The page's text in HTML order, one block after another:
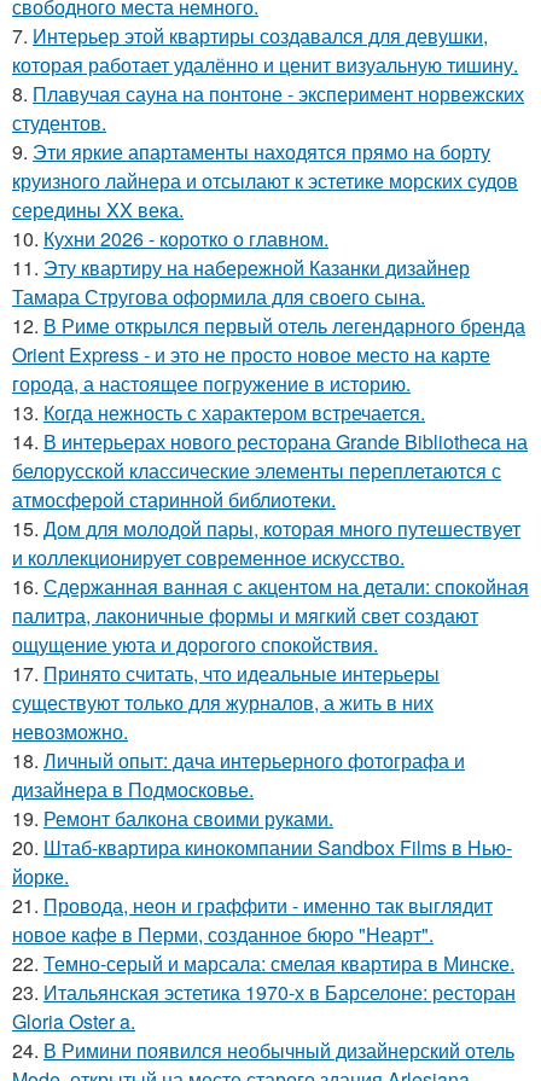
свободного места немного.
7. Интерьер этой квартиры создавался для девушки,
которая работает удалённо и ценит визуальную тишину.
8. Плавучая сауна на понтоне - эксперимент норвежских
студентов.
9. Эти яркие апартаменты находятся прямо на борту
круизного лайнера и отсылают к эстетике морских судов
середины XX века.
10. Кухни 2026 - коротко о главном.
11. Эту квартиру на набережной Казанки дизайнер
Тамара Стругова оформила для своего сына.
12. В Риме открылся первый отель легендарного бренда
Orient Express - и это не просто новое место на карте
города, а настоящее погружение в историю.
13. Когда нежность с характером встречается.
14. В интерьерах нового ресторана Grande Bibliotheca на
белорусской классические элементы переплетаются с
атмосферой старинной библиотеки.
15. Дом для молодой пары, которая много путешествует
и коллекционирует современное искусство.
16. Сдержанная ванная с акцентом на детали: спокойная
палитра, лаконичные формы и мягкий свет создают
ощущение уюта и дорогого спокойствия.
17. Принято считать, что идеальные интерьеры
существуют только для журналов, а жить в них
невозможно.
18. Личный опыт: дача интерьерного фотографа и
дизайнера в Подмосковье.
19. Ремонт балкона своими руками.
20. Штаб-квартира кинокомпании Sandbox Films в Нью-
йорке.
21. Провода, неон и граффити - именно так выглядит
новое кафе в Перми, созданное бюро "Неарт".
22. Темно-серый и марсала: смелая квартира в Минске.
23. Итальянская эстетика 1970-х в Барселоне: ресторан
Gloria Oster a.
24. В Римини появился необычный дизайнерский отель